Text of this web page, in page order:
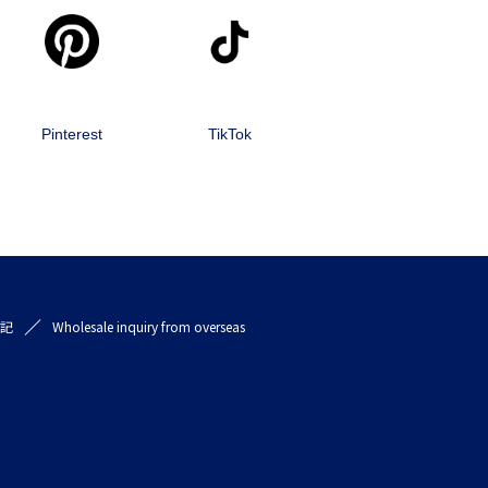
Pinterest TikTok
Wholesale inquiry from overseas